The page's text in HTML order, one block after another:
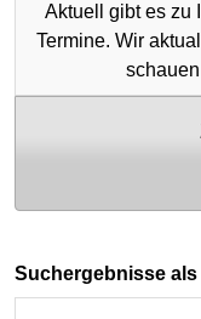
Aktuell gibt es zu
Termine. Wir
Suchergebnisse als